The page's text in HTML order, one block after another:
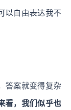
以自由表达我不
答案就变得复杂
看，我们似乎也